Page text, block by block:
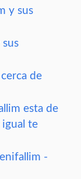
y sus
de
esta de
igual te
-